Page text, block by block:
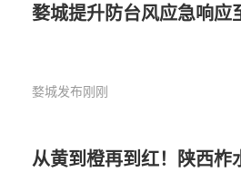
婺城提升防台风应急响
婺城发布刚刚
从黄到橙再到红！陕西柞